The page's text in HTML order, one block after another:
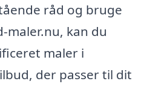
råd og bruge
kan du
maler i
der passer til dit